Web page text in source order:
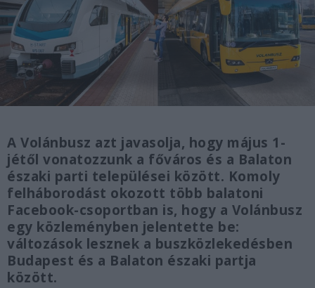
A Volánbusz azt javasolja, hogy május 1-
jétől vonatozzunk a főváros és a Balaton
északi parti települései között. Komoly
felháborodást okozott több balatoni
Facebook-csoportban is, hogy a Volánbusz
egy közleményben jelentette be:
változások lesznek a buszközlekedésben
Budapest és a Balaton északi partja
között.